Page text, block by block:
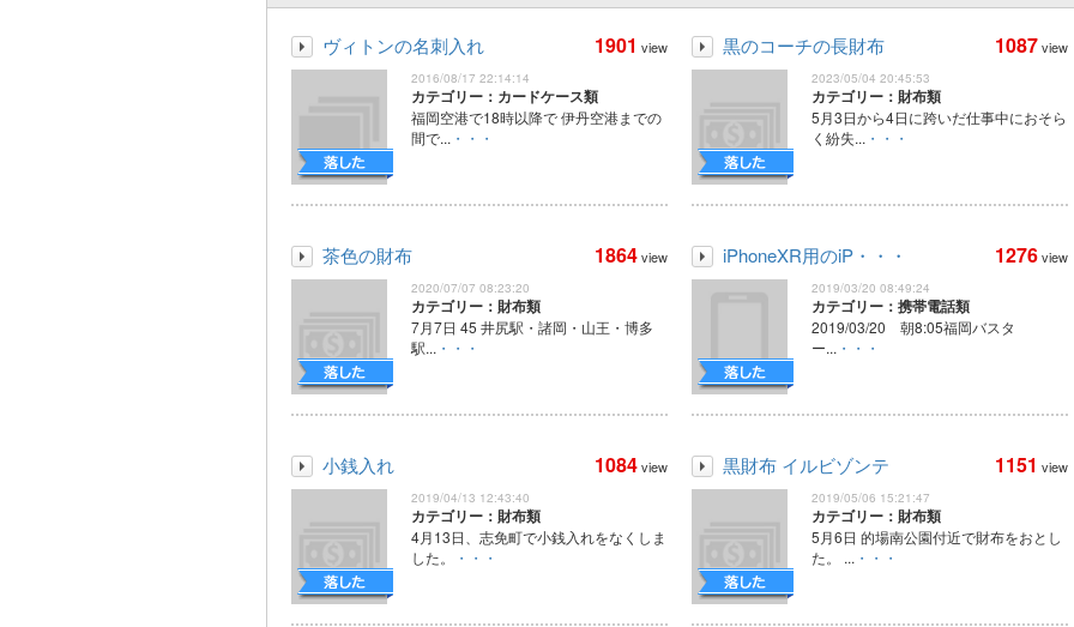
ヴィトンの名刺入れ 1901 view
2016/08/17 22:14:14
カテゴリー：カードケース類
福岡空港で18時以降で 伊丹空港までの
間で... ・・・
黒のコーチの長財布 1087view
2023/05/04 20:45:53
カテゴリー：財布類
5月3日から4日に跨いだ仕事中におそら
く紛失... ・・・
茶色の財布 1864view
2020/07/07 08:23:20
カテゴリー：財布類
7月7日 45 井尻駅・諸岡・山王・博多
駅... ・・・
iPhoneXR用のiP・・・ 1276view
2019/03/20 08:49:24
カテゴリー：携帯電話類
2019/03/20 朝8:05福岡バスタ
ー... ・・・
小銭入れ 1084view
2019/04/13 12:43:40
カテゴリー：財布類
4月13日、志免町で小銭入れをなくしま
した。
・・・
黒財布 イルビゾンテ 1151 view
2019/05/06 15:21:47
カテゴリー：財布類
5月6日 的場南公園付近で財布をおとし
た。 ... ・・・